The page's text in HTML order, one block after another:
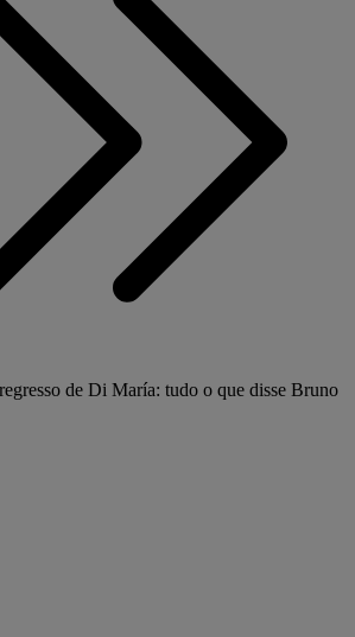
de Di María: tudo o que disse Bruno